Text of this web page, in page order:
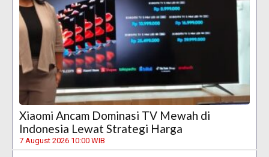
Xiaomi Ancam Dominasi TV Mewah di
Indonesia Lewat Strategi Harga
7 August 2026 10:00 WIB